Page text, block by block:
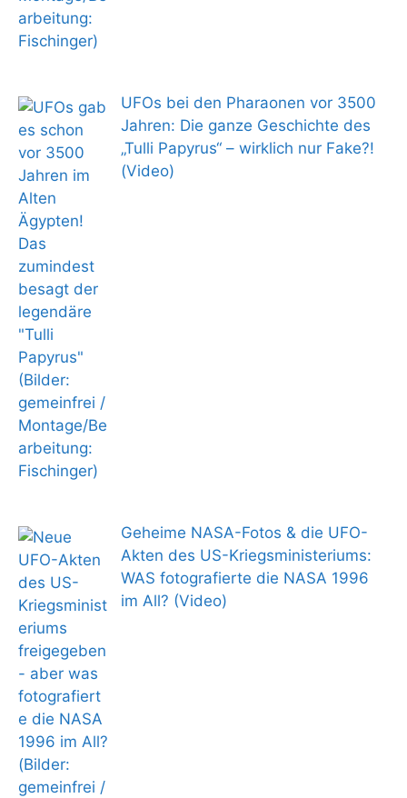
UFOs bei den Pharaonen vor 3500
Jahren: Die ganze Geschichte des
„Tulli Papyrus“ – wirklich nur Fake?!
(Video)
Geheime NASA-Fotos & die UFO-
Akten des US-Kriegsministeriums:
WAS fotografierte die NASA 1996
im All? (Video)